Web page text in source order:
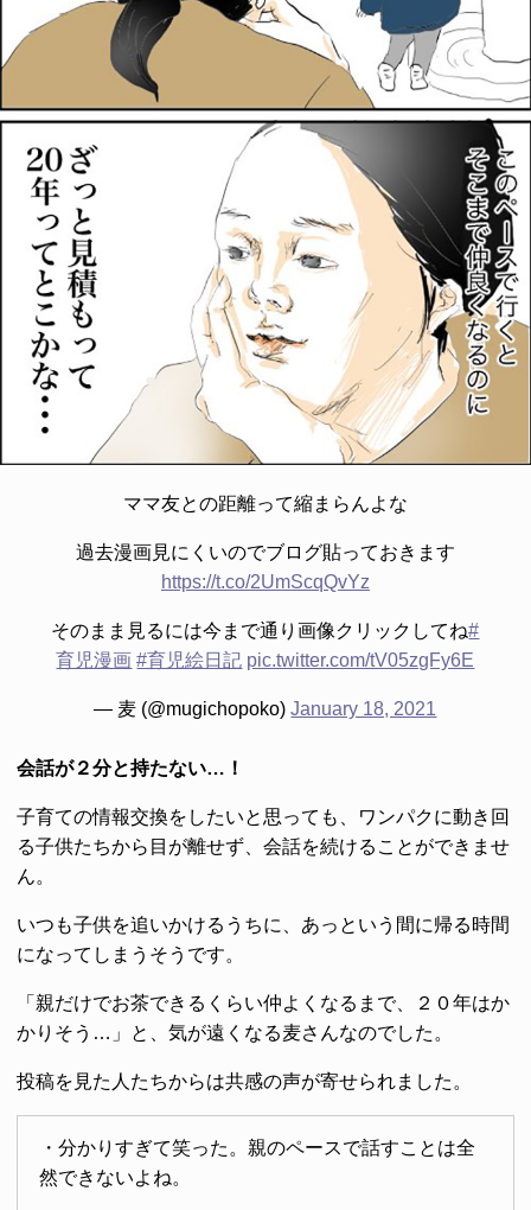
ママ友との距離って縮まらんよな
過去漫画見にくいのでブログ貼っておきます
https://t.co/2UmScqQvYz
そのまま見るには今まで通り画像クリックしてね#
育児漫画 #育児絵日記 pic.twitter.com/tV05zgFy6E
— 麦 (@mugichopoko)January 18, 2021
会話が２分と持たない…！
子育ての情報交換をしたいと思っても、ワンパクに動き回
る子供たちから目が離せず、会話を続けることができませ
ん。
いつも子供を追いかけるうちに、あっという間に帰る時間
になってしまうそうです。
「親だけでお茶できるくらい仲よくなるまで、２０年はか
かりそう…」と、気が遠くなる麦さんなのでした。
投稿を見た人たちからは共感の声が寄せられました。
・分かりすぎて笑った。親のペースで話すことは全
然できないよね。